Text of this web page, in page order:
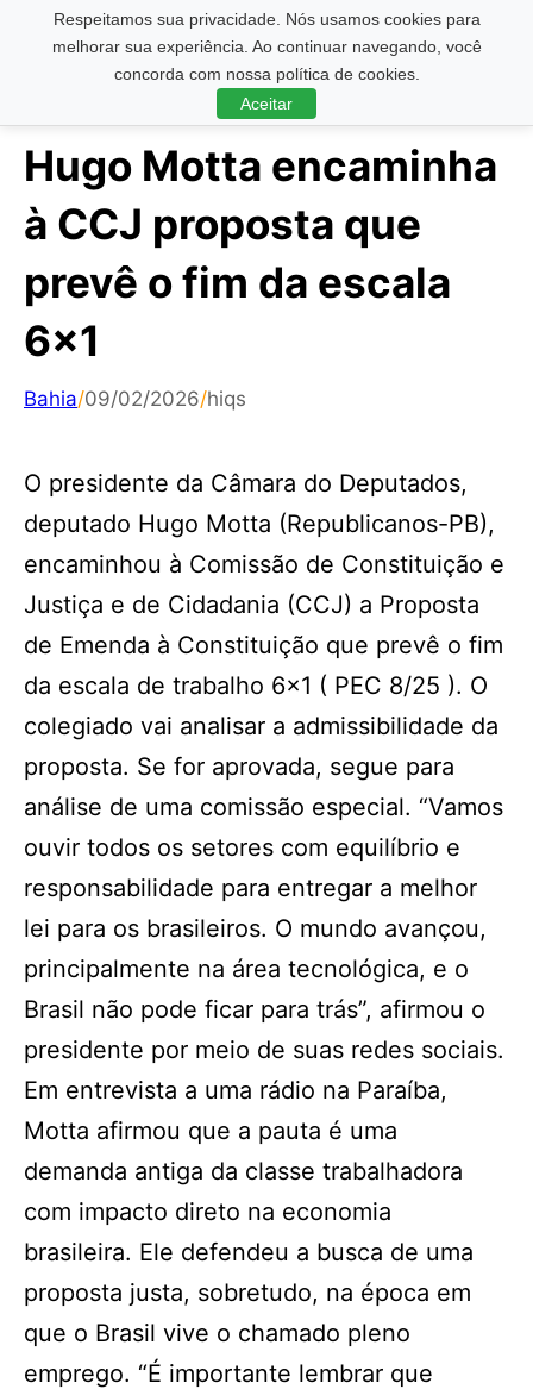
Respeitamos sua privacidade. Nós usamos cookies para
melhorar sua experiência. Ao continuar navegando, você
concorda com nossa política de cookies.
Aceitar
Pesquisar ...
Hugo Motta encaminha
à CCJ proposta que
prevê o fim da escala
6×1
Bahia/09/02/2026/hiqs
O presidente da Câmara do Deputados,
deputado Hugo Motta (Republicanos-PB),
encaminhou à Comissão de Constituição e
Justiça e de Cidadania (CCJ) a Proposta
de Emenda à Constituição que prevê o fim
da escala de trabalho 6×1 ( PEC 8/25 ). O
colegiado vai analisar a admissibilidade da
proposta. Se for aprovada, segue para
análise de uma comissão especial. “Vamos
ouvir todos os setores com equilíbrio e
responsabilidade para entregar a melhor
lei para os brasileiros. O mundo avançou,
principalmente na área tecnológica, e o
Brasil não pode ficar para trás”, afirmou o
presidente por meio de suas redes sociais.
Em entrevista a uma rádio na Paraíba,
Motta afirmou que a pauta é uma
demanda antiga da classe trabalhadora
com impacto direto na economia
brasileira. Ele defendeu a busca de uma
proposta justa, sobretudo, na época em
que o Brasil vive o chamado pleno
emprego. “É importante lembrar que